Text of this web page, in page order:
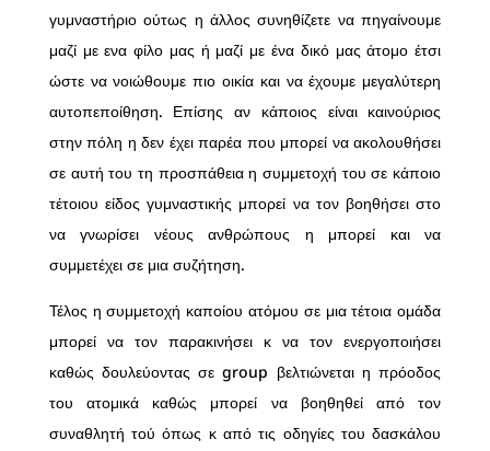
γυμναστήριο ούτως η άλλος συνηθίζετε να πηγαίνουμε
μαζί με ενα φίλο μας ή μαζί με ένα δικό μας άτομο έτσι
ώστε να νοιώθουμε πιο οικία και να έχουμε μεγαλύτερη
αυτοπεποίθηση. Επίσης αν κάποιος είναι καινούριος
στην πόλη η δεν έχει παρέα που μπορεί να ακολουθήσει
σε αυτή του τη προσπάθεια η συμμετοχή του σε κάποιο
τέτοιου είδος γυμναστικής μπορεί να τον βοηθήσει στο
να γνωρίσει νέους ανθρώπους η μπορεί και να
συμμετέχει σε μια συζήτηση.
Τέλος η συμμετοχή καποίου ατόμου σε μια τέτοια ομάδα
μπορεί να τον παρακινήσει κ να τον ενεργοποιήσει
καθώς δουλεύοντας σε group βελτιώνεται η πρόοδος
του ατομικά καθώς μπορεί να βοηθηθεί από τον
συναθλητή τού όπως κ από τις οδηγίες του δασκάλου